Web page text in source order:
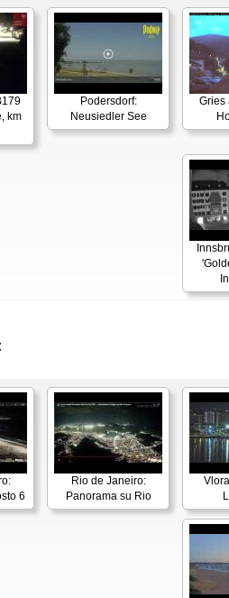
km
Podersdorf:
Neusiedler See
Gries
6
Rio de Janeiro:
Panorama su Rio